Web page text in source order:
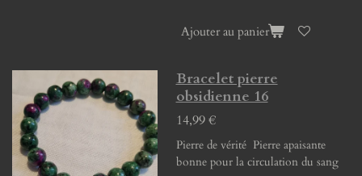
Ajouter au panier
Bracelet pierre
obsidienne 16
14,99 €
Pierre de vérité Pierre apaisante
bonne pour la circulation du sang